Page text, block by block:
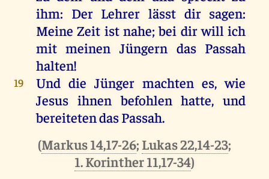
ihm: Der Lehrer lässt dir sagen:
Meine Zeit ist nahe;bei dir will ich
mit meinen Jüngern dasPassah
halten!
19 Und die Jünger machten es,wie
Jesus ihnen befohlen hatte,und
bereitetendasPassah.
(Markus 14,17-26; Lukas 22,14-23;
1. Korinther 11,17-34)